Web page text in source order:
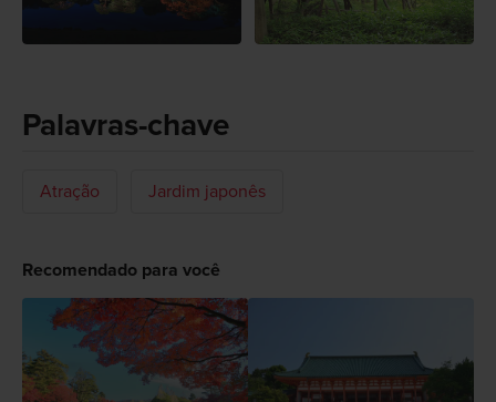
Palavras-chave
Atração Jardim japonês
Recomendado para você